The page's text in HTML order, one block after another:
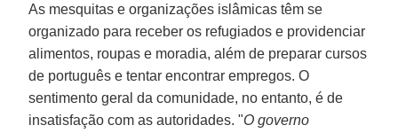
As mesquitas e organizações islâmicas têm se
organizado para receber os refugiados e providenciar
alimentos, roupas e moradia, além de preparar cursos
de português e tentar encontrar empregos. O
sentimento geral da comunidade, no entanto, é de
insatisfação com as autoridades. "O governo